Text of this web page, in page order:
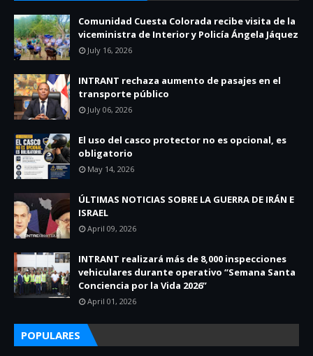
Comunidad Cuesta Colorada recibe visita de la
viceministra de Interior y Policía Ángela Jáquez
July 16, 2026
INTRANT rechaza aumento de pasajes en el
transporte público
July 06, 2026
El uso del casco protector no es opcional, es
obligatorio
May 14, 2026
ÚLTIMAS NOTICIAS SOBRE LA GUERRA DE IRÁN E
ISRAEL
April 09, 2026
INTRANT realizará más de 8,000 inspecciones
vehiculares durante operativo “Semana Santa
Conciencia por la Vida 2026”
April 01, 2026
POPULARES